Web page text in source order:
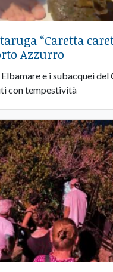
“Caretta
Azzurro
e i subacquei del
con tempestività